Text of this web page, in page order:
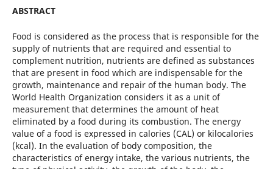
ABSTRACT
Food is considered as the process that is responsible for the
supply of nutrients that are required and essential to
complement nutrition, nutrients are defined as substances
that are present in food which are indispensable for the
growth, maintenance and repair of the human body. The
World Health Organization considers it as a unit of
measurement that determines the amount of heat
eliminated by a food during its combustion. The energy
value of a food is expressed in calories (CAL) or kilocalories
(kcal). In the evaluation of body composition, the
characteristics of energy intake, the various nutrients, the